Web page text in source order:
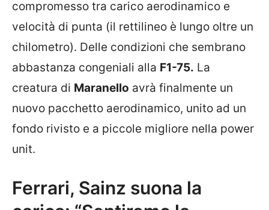
compromesso tra carico aerodinamico e
velocità di punta (il rettilineo è lungo oltre un
chilometro). Delle condizioni che sembrano
abbastanza congeniali alla F1-75. La
creatura di Maranello avrà finalmente un
nuovo pacchetto aerodinamico, unito ad un
fondo rivisto e a piccole migliore nella power
unit.
Ferrari, Sainz suona la